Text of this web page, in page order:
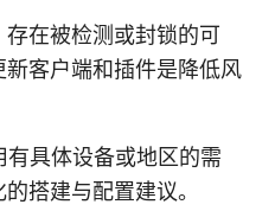
在被检测或封锁的可
客户端和插件是降低风
具体设备或地区的需
搭建与配置建议。